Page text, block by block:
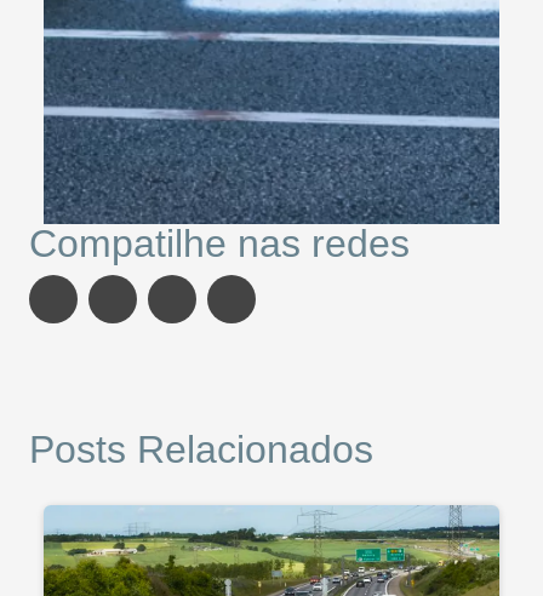
Compatilhe nas redes
Posts Relacionados